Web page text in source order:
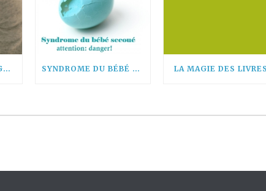
SECOURISME EN LIGNE, IL EST TEMPS DE SE MOBILISER ! SYNDROME DU BÉBÉ SECOUÉ: ATTENTION DANGER! LA MAGIE DES